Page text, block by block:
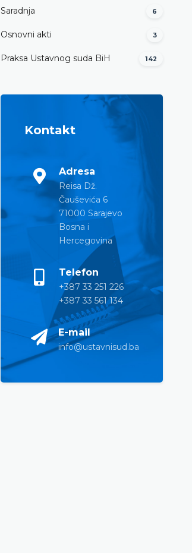
Saradnja 6
Osnovni akti 3
Praksa Ustavnog suda BiH 142
Kontakt
Adresa
Reisa Dž.
Čauševića 6
71000 Sarajevo
Bosna i
Hercegovina
Telefon
+387 33 251 226
+387 33 561 134
E-mail
info@ustavnisud.ba